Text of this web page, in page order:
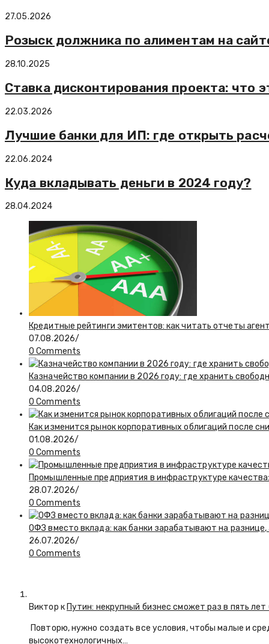
27.05.2026
Розыск должника по алиментам на
28.10.2025
Ставка дисконтирования проекта: что
22.03.2026
Лучшие банки для ИП: где открыть
22.06.2024
Куда вкладывать деньги в 2024 году?
28.04.2024
Кредитные рейтинги эмитентов: как читать отчеты
07.08.2026/
0 Comments
Казначейство компании в 2026 году: где хранить
04.08.2026/
0 Comments
Как изменится рынок корпоративных облигаций после
01.08.2026/
0 Comments
Промышленные предприятия в инфраструктуре
28.07.2026/
0 Comments
ОФЗ вместо вклада: как банки зарабатывают на
26.07.2026/
0 Comments
Виктор к Путин: некрупный бизнес сможет раз в пять
Повторю, нужно создать все условия, чтобы малые и
высокотехнологичных…